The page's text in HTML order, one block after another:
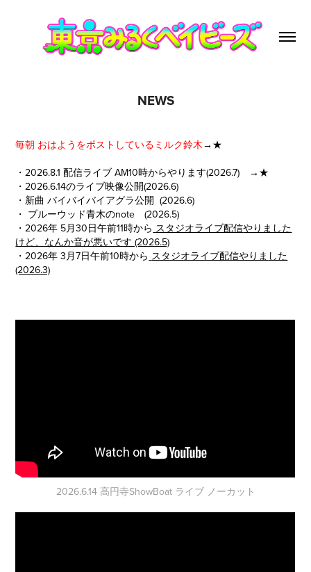
NEWS
毎朝 おはよ うをポストしている ミルク鈴木→ ★
・2026.8.1 配信ライブ AM10時からやります(2026.7) → ★
・2026.6.14のライブ映像公開(2026.6)
・新曲バイバイバイアグラ公開 (2026.6)
・ ブルーウッド青木のnote (2026.5)
・2026年 5月30日午前11時から スタジオライブ配信やりました
けど、なんか音が悪いです (2026.5)
・2026年 3月7日午前10時から スタジオライブ配信やりま した
(2026.3)
2026.6.14 高円寺ShowBoat ライブ ノーカット